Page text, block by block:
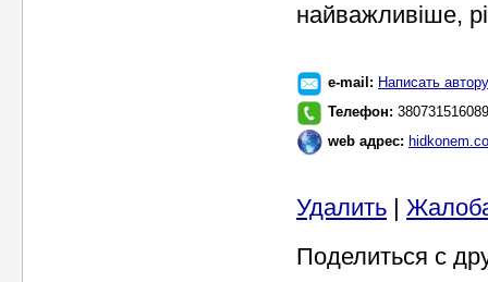
найважливіше,
e-mail: Написать автору
Телефон: 380731516089
web адрес:
Удалить |
Поделиться с